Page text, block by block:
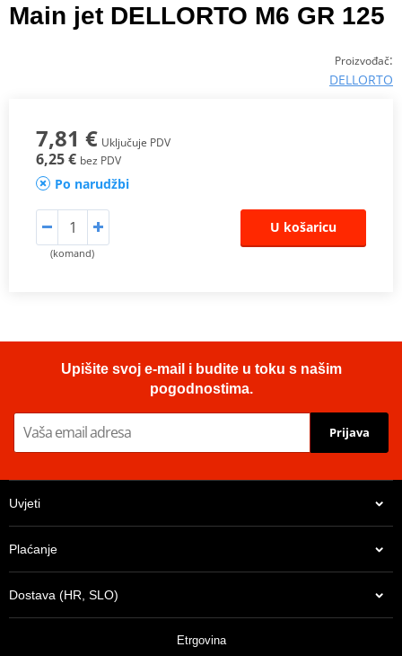
Main jet DELLORTO M6 GR 125
Proizvođač:
DELLORTO
7,81 € Uključuje PDV
6,25 € bez PDV
Po narudžbi
(komand)
U košaricu
Upišite svoj e-mail i budite u toku s našim
pogodnostima.
Prijava
Uvjeti
Plaćanje
Dostava (HR, SLO)
Etrgovina